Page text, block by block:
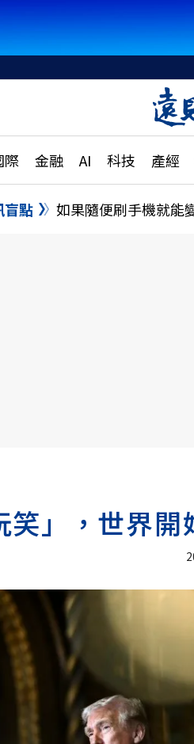
際 金融 AI 科技 產經
國際
特
盲點 如果隨便刷手機就能
」，世界開